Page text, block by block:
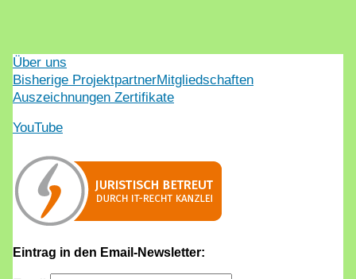
Über uns
Bisherige ProjektpartnerMitgliedschaften
Auszeichnungen Zertifikate
YouTube
Eintrag in den Email-Newsletter: